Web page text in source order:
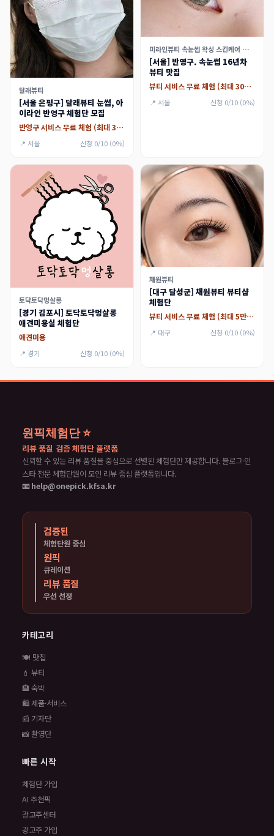
달래뷰티
[서울 은평구] 달래뷰티 눈썹, 아
이라인 반영구 체험단 모집
반영구 서비스 무료 체험 (최대 30만원)
📍 서울 신청 0/10 (0%)
미라인뷰티 속눈썹 왁싱 스킨케어 가산점
[서울] 반영구. 속눈썹 16년차
뷰티 맛집
뷰티 서비스 무료 체험 (최대 30만원)
📍 서울 신청 0/10 (0%)
토닥토닥멍살롱
[경기 김포시] 토닥토닥멍살롱
애견미용실 체험단
애견미용
📍 경기 신청 0/10 (0%)
채원뷰티
[대구 달성군] 채원뷰티 뷰티샵
체험단
뷰티 서비스 무료 체험 (최대 5만원)
📍 대구 신청 0/10 (0%)
원픽체험단 ⭐
리뷰 품질 검증 체험단 플랫폼
신뢰할 수 있는 리뷰 품질을 중심으로 선별된 체험단만 제공합니다. 블로그·인
스타 전문 체험단원이 모인 리뷰 중심 플랫폼입니다.
📧 help@onepick.kfsa.kr
검증된
체험단원 중심
원픽
큐레이션
리뷰 품질
우선 선정
카테고리
🍽️ 맛집
💄 뷰티
🏨 숙박
🛍️ 제품·서비스
📰 기자단
📸 촬영단
빠른 시작
체험단 가입
AI 추천픽
광고주센터
광고주 가입